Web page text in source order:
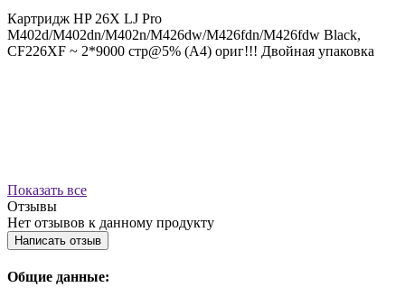
Картридж HP 26X LJ Pro
M402d/M402dn/M402n/M426dw/M426fdn/M426fdw Black,
CF226XF ~ 2*9000 стр@5% (A4) ориг!!! Двойная упаковка
Показать все
Отзывы
Нет отзывов к данному продукту
Написать отзыв
Общие данные: